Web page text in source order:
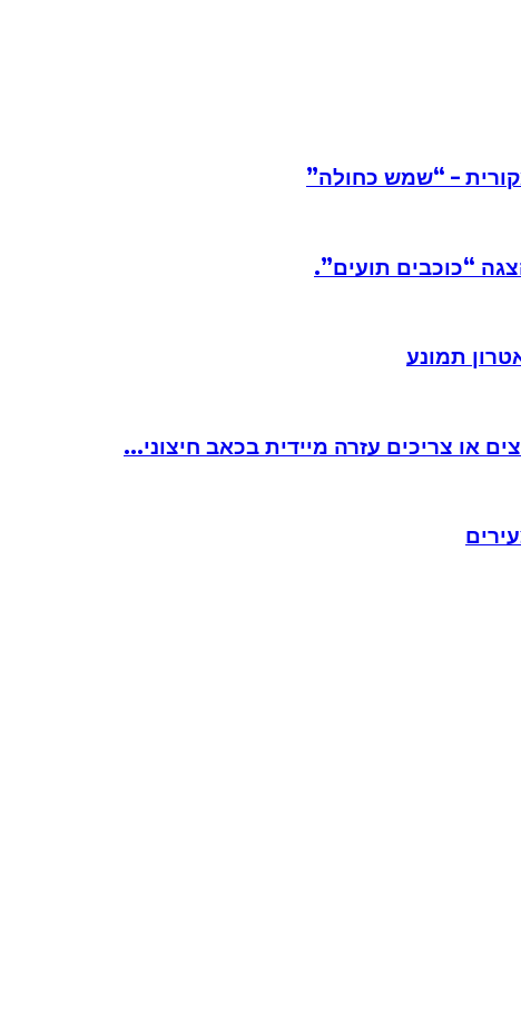
– “שמש כחולה”
“כוכבים תועים”.
תמונע
או צריכים עזרה מיידית בכאב חיצוני...